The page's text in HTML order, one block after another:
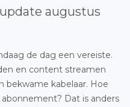
augustus
de dag een vereiste.
en content streamen
bekwame kabelaar. Hoe
Dat is anders